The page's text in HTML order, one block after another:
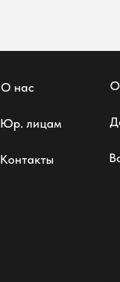
О нас
Юр. лицам
Контакты